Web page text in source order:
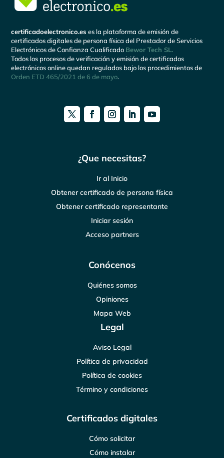
certificadoelectronico.es es la plataforma de emisión de
certificados digitales de persona física del Prestador de Servicios
Electrónicos de Confianza Cualificado Bewor Tech SL.
Todos los procesos de verificación y emisión de certificados
electrónicos online quedan regulados bajo los procedimientos de
Orden ETD 465/2021 de 6 de mayo.
¿Que necesitas?
Ir al Inicio
Obtener certificado de persona física
Obtener certificado representante
Iniciar sesión
Acceso partners
Conócenos
Quiénes somos
Opiniones
Mapa Web
Legal
Aviso Legal
Política de privacidad
Política de cookies
Término y condiciones
Certificados digitales
Cómo solicitar
Cómo instalar